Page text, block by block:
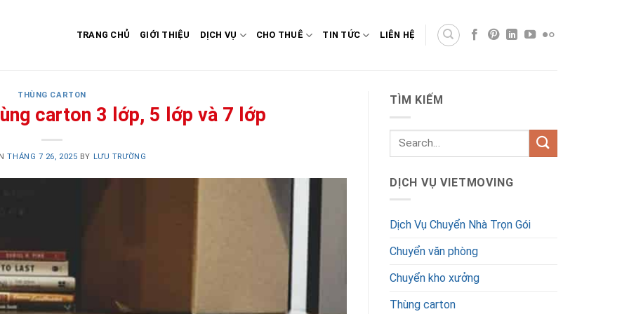
TRANG CHỦ GIỚI THIỆU DỊCH VỤ CHO THUÊ TIN TỨC LIÊN HỆ
THÙNG CARTON
carton 3 lớp, 5 lớp và 7 lớp
THÁNG 7 26, 2025 BY LƯU TRƯỜNG
TÌM KIẾM
DỊCH VỤ VIETMOVING
Dịch Vụ Chuyển Nhà Trọn Gói
Chuyển văn phòng
Chuyển kho xưởng
Thùng carton